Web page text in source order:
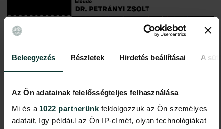
Beleegyezés Részletek Hirdetés beállításai A
Az Ön adatainak felelősségteljes felhasználása
Mi és a 1022 partnerünkfeldolgozzuk az Ön személyes
adatait, így például az Ön IP-címét, olyan technológiákat